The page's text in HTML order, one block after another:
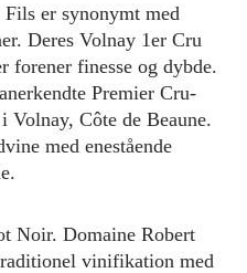
er synonymt med
Deres Volnay 1er Cru
forener finesse og dybde.
Premier Cru-
Volnay, Côte de Beaune.
med enestående
Noir. Domaine Robert
vinifikation med